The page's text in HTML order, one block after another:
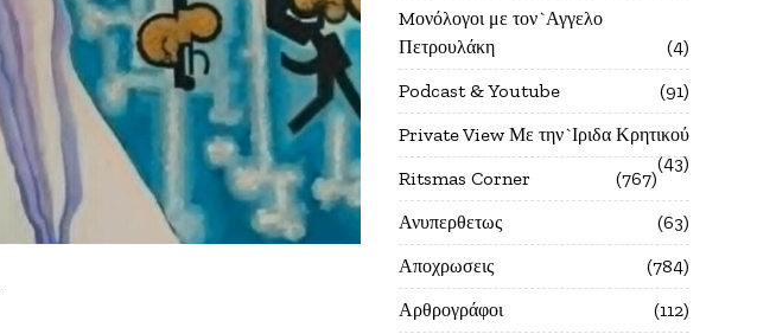
Mονόλογοι με τον`Αγγελο
Πετρουλάκη
4
Podcast & Youtube
91
Private View Με την`Ιριδα Κρητικού
43
Ritsmas Corner
767
Ανυπερθετως
63
Αποχρωσεις
784
Αρθρογράφοι
112